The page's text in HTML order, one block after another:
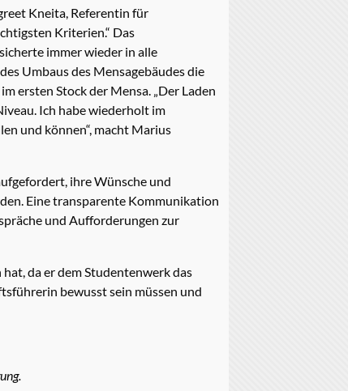
Kneita, Referentin für
Kriterien.“ Das
immer wieder in alle
Umbaus des Mensagebäudes die
ersten Stock der Mensa. „Der Laden
Ich habe wiederholt im
und können“, macht Marius
ihre Wünsche und
Eine transparente Kommunikation
und Aufforderungen zur
da er dem Studentenwerk das
bewusst sein müssen und